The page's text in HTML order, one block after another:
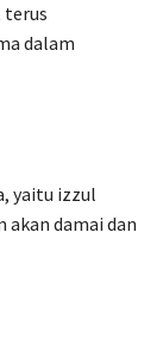
terus
dalam
yaitu izzul
damai dan